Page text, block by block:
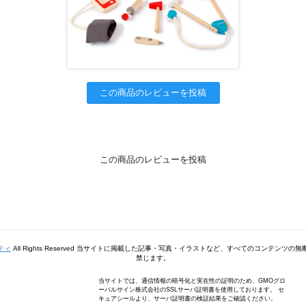
この商品のレビューを投稿
この商品のレビューを投稿
ィ All Rights Reserved 当サイトに掲載した記事・写真・イラストなど、すべてのコンテンツの無
禁じます。
当サイトでは、通信情報の暗号化と実在性の証明のため、GMOグロ
ーバルサイン株式会社のSSLサーバ証明書を使用しております。 セ
キュアシールより、サーバ証明書の検証結果をご確認ください。